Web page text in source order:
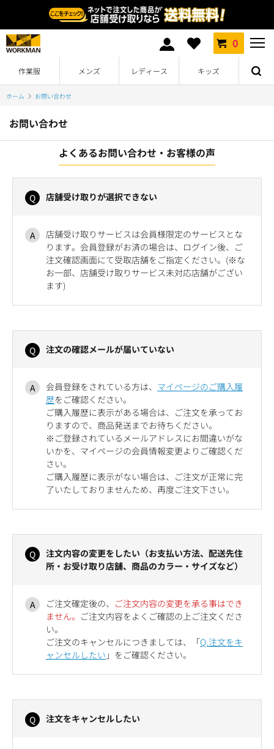
0
作業服 メンズ レディース キッズ
ホーム お問い合わせ
お問い合わせ
よくあるお問い合わせ・お客様の声
店舗受け取りが選択できない
店舗受け取りサービスは会員様限定のサービスとな
ります。会員登録がお済の場合は、ログイン後、ご
注文確認画面にて受取店舗をご指定ください。(※な
お一部、店舗受け取りサービス未対応店舗がござい
ます)
注文の確認メールが届いていない
会員登録をされている方は、 マイページのご購入履
歴をご確認ください。
ご購入履歴に表示がある場合は、ご注文を承ってお
りますので、商品発送までお待ちください。
※ご登録されているメールアドレスにお間違いがな
いかを、マイページの会員情報変更よりご確認くだ
さい。
ご購入履歴に表示がない場合は、ご注文が正常に完
了いたしておりませんため、再度ご注文下さい。
注文内容の変更をしたい（お支払い方法、配送先住
所・お受け取り店舗、商品のカラー・サイズなど）
ご注文確定後の、 ご注文内容の変更を承る事はでき
ません。 ご注文内容をよくご確認の上ご注文くださ
い。
ご注文のキャンセルにつきましては、「Q.注文をキ
ャンセルしたい 」をご確認ください。
注文をキャンセルしたい